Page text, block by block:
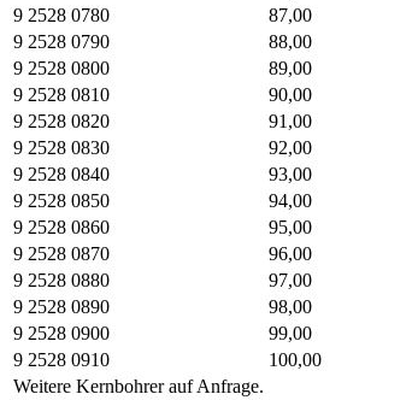
9 2528 0780
87,00
9 2528 0790
88,00
9 2528 0800
89,00
9 2528 0810
90,00
9 2528 0820
91,00
9 2528 0830
92,00
9 2528 0840
93,00
9 2528 0850
94,00
9 2528 0860
95,00
9 2528 0870
96,00
9 2528 0880
97,00
9 2528 0890
98,00
9 2528 0900
99,00
9 2528 0910
100,00
Weitere Kernbohrer auf Anfrage.